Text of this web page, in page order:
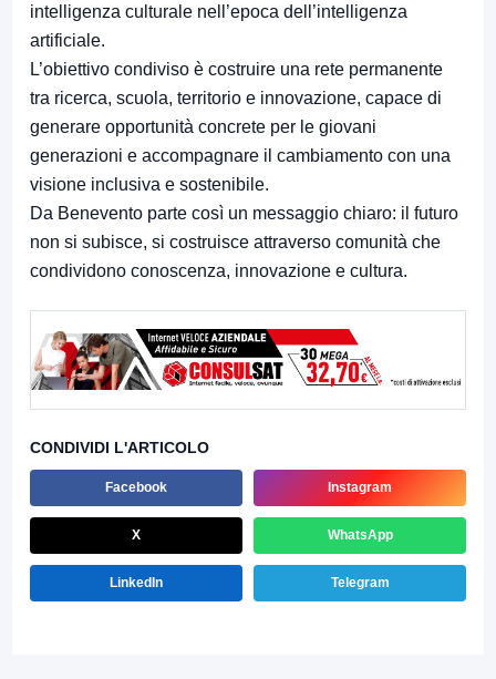
intelligenza culturale nell’epoca dell’intelligenza
artificiale.
L’obiettivo condiviso è costruire una rete permanente
tra ricerca, scuola, territorio e innovazione, capace di
generare opportunità concrete per le giovani
generazioni e accompagnare il cambiamento con una
visione inclusiva e sostenibile.
Da Benevento parte così un messaggio chiaro: il futuro
non si subisce, si costruisce attraverso comunità che
condividono conoscenza, innovazione e cultura.
CONDIVIDI L'ARTICOLO
Facebook Instagram
X WhatsApp
LinkedIn Telegram